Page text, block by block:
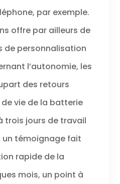
par exemple.
offre par ailleurs de
de personnalisation
l’autonomie, les
des retours
vie de la batterie
trois jours de travail
un témoignage fait
rapide de la
mois, un point à